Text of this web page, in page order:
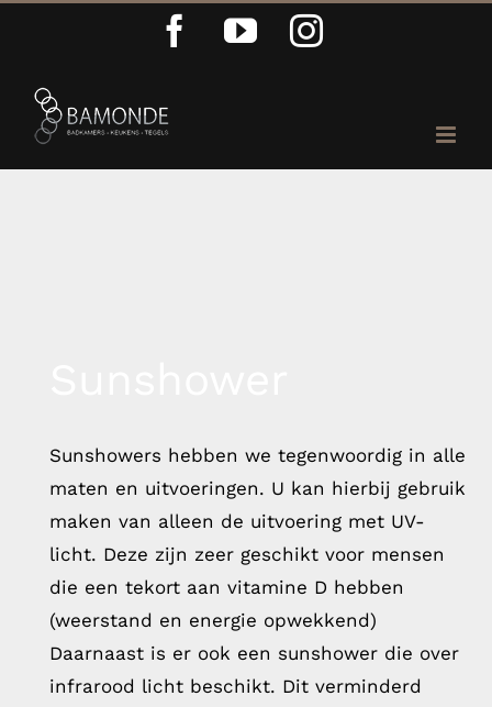
inhoud
Facebook
YouTubeInstagram
Sunshowers hebben we tegenwoordig in alle
maten en uitvoeringen. U kan hierbij gebruik
maken van alleen de uitvoering met UV-
licht. Deze zijn zeer geschikt voor mensen
die een tekort aan vitamine D hebben
(weerstand en energie opwekkend)
Daarnaast is er ook een sunshower die over
infrarood licht beschikt. Dit verminderd